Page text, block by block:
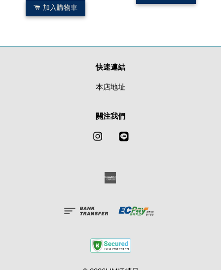
加入購物車
快速連結
本店地址
關注我們
Instagram